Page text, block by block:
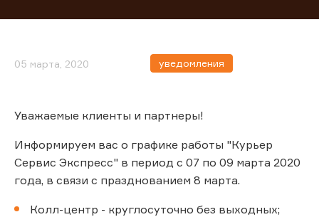
05 марта, 2020 уведомления
Уважаемые клиенты и партнеры!
Информируем вас о графике работы "Курьер
Сервис Экспресс" в период с 07 по 09 марта 2020
года, в связи с празднованием 8 марта.
Колл-центр - круглосуточно без выходных;